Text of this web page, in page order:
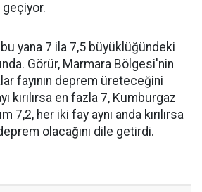
geçiyor.
yana 7 ila 7,5 büyüklüğündeki
Görür, Marmara Bölgesi'nin
fayının deprem üreteceğini
kırılırsa en fazla 7, Kumburgaz
7,2, her iki fay aynı anda kırılırsa
olacağını dile getirdi.